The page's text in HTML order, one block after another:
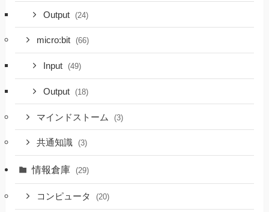
Output (24)
micro:bit (66)
Input (49)
Output (18)
マインドストーム (3)
共通知識 (3)
情報倉庫 (29)
コンピュータ (20)